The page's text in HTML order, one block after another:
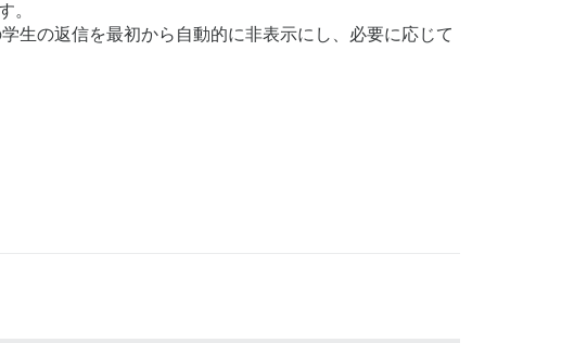
。
生の返信を最初から自動的に非表示にし、必要に応じて